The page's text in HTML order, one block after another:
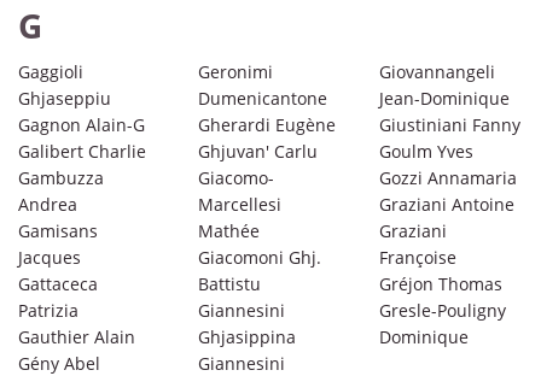
G
Gaggioli
Ghjaseppiu
Gagnon Alain-G
Galibert Charlie
Gambuzza
Andrea
Gamisans
Jacques
Gattaceca
Patrizia
Gauthier Alain
Gény Abel
Geronimi
Dumenicantone
Gherardi Eugène
Ghjuvan' Carlu
Giacomo-
Marcellesi
Mathée
Giacomoni Ghj.
Battistu
Giannesini
Ghjasippina
Giannesini
Giovannangeli
Jean-Dominique
Giustiniani Fanny
Goulm Yves
Gozzi Annamaria
Graziani Antoine
Graziani
Françoise
Gréjon Thomas
Gresle-Pouligny
Dominique